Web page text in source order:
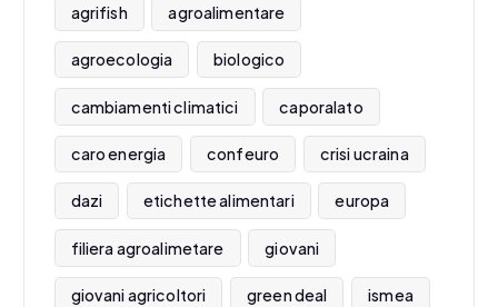
agrifish agroalimentare
agroecologia biologico
cambiamenti climatici caporalato
caro energia confeuro crisi ucraina
dazi etichette alimentari europa
filiera agroalimetare giovani
giovani agricoltori green deal ismea